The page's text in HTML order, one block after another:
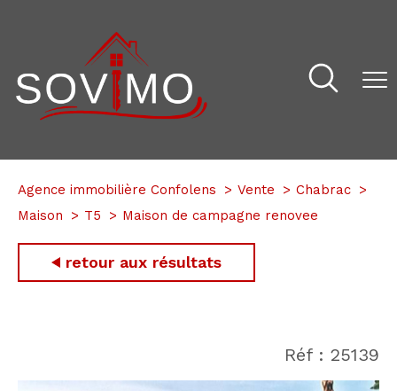
Agence immobilière Confolens Vente
Chabrac
Maison
T5 Maison de campagne renovee
retour aux résultats
Réf : 25139